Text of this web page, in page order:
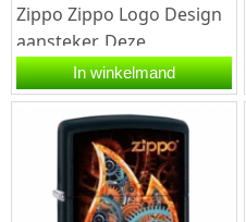
Zippo Zippo Logo Design
aansteker. Deze
aansteker is Matt
zwart afgewerkt met...
In winkelmand